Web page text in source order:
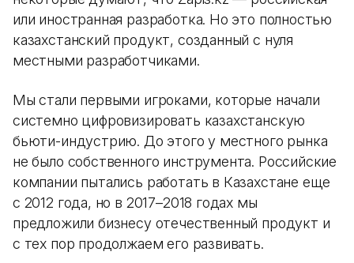
или иностранная разработка. Но это полностью
казахстанский продукт, созданный с нуля
местными разработчиками.
Мы стали первыми игроками, которые начали
системно цифровизировать казахстанскую
бьюти-индустрию. До этого у местного рынка
не было собственного инструмента. Российские
компании пытались работать в Казахстане еще
с 2012 года, но в 2017–2018 годах мы
предложили бизнесу отечественный продукт и
с тех пор продолжаем его развивать.